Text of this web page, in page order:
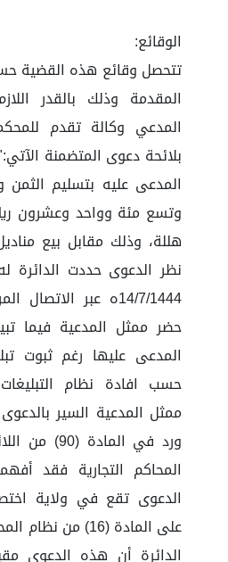
الوقائع:
تتحصل وقائع هذه القضية
المقدمة وذلك بالقدر
المدعي وكالة تقدم
بلائحة دعوى المتضمنة
وتسع مئة وواحد وعشرون
هللة، وذلك مقابل بيع
نظر الدعوى حددت الدائرة
14/7/1444ه عبر
حضر ممثل المدعية فيما
المدعى عليها رغم ثبوت
حسب افادة نظام
ممثل المدعية السير
ورد في
المحاكم التجارية فقد
الدعوى تقع في ولاية
على المادة (16) من
الدائرة أن هذه الدعوى